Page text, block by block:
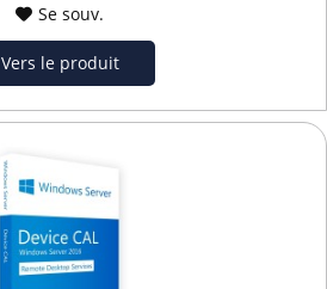
Se souv.
Vers le produit